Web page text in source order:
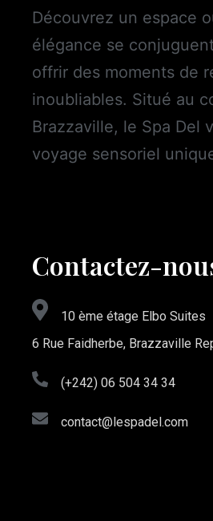
Découvrez un espace
élégance se
offrir des moments de
inoubliables. Situé au
Brazzaville, le Spa Del
voyage sensoriel
Contactez-
10 ème étage Elbo Suites
6 Rue Faidherbe, Brazzaville
(+242) 06 504 34 34
contact@lespadel.com